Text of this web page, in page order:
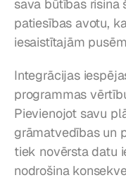
sava būtības risina
patiesības avotu,
iesaistītajām
Integrācijas
programmas
Pievienojot savu
grāmatvedības un
tiek novērsta datu
nodrošina